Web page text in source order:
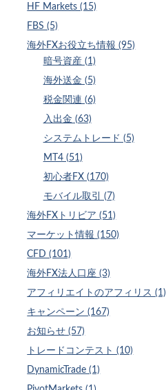
HF Markets (15)
FBS (5)
海外FXお役立ち情報 (95)
暗号資産 (1)
海外送金 (5)
税金関連 (6)
入出金 (63)
システムトレード (5)
MT4 (51)
初心者FX (170)
モバイル取引 (7)
海外FXトリビア (51)
マーケット情報 (150)
CFD (101)
海外FX法人口座 (3)
アフィリエイトのアフィリス (1)
キャンペーン (167)
お知らせ (57)
トレードコンテスト (10)
DynamicTrade (1)